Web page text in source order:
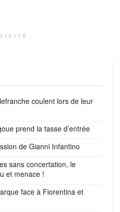
coulent lors de leur
prend la tasse d’entrée
de Gianni Infantino
sans concertation, le
et menace !
face à Fiorentina et